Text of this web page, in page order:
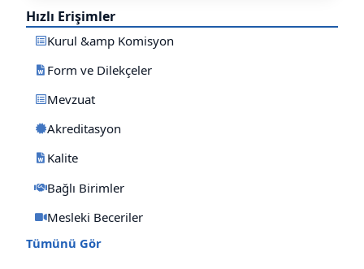
Hızlı Erişimler
Kurul &amp Komisyon
Form ve Dilekçeler
Mevzuat
Akreditasyon
Kalite
Bağlı Birimler
Mesleki Beceriler
Tümünü Gör